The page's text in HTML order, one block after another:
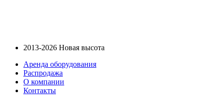
2013-2026 Новая высота
Аренда оборудования
Распродажа
О компании
Контакты